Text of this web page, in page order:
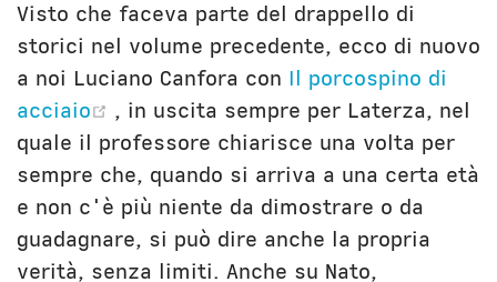
Visto che faceva parte del drappello di
storici nel volume precedente, ecco di nuovo
a noi Luciano Canfora con Il porcospino di
acciaio
(opens new window)
, in uscita sempre per Laterza, nel
quale il professore chiarisce una volta per
sempre che, quando si arriva a una certa età
e non c'è più niente da dimostrare o da
guadagnare, si può dire anche la propria
verità, senza limiti. Anche su Nato,